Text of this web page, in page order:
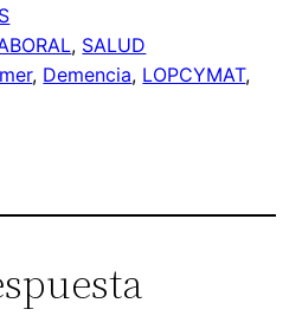
, SALUD
, Demencia, LOPCYMAT